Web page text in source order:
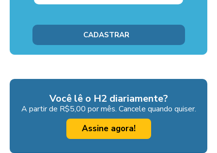
Você lê o H2 diariamente?
A partir de R$5,00 por mês. Cancele quando quiser.
Assine agora!